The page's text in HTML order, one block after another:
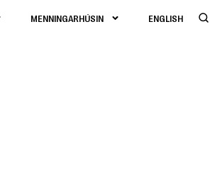
MENNINGARHÚSIN ENGLISH